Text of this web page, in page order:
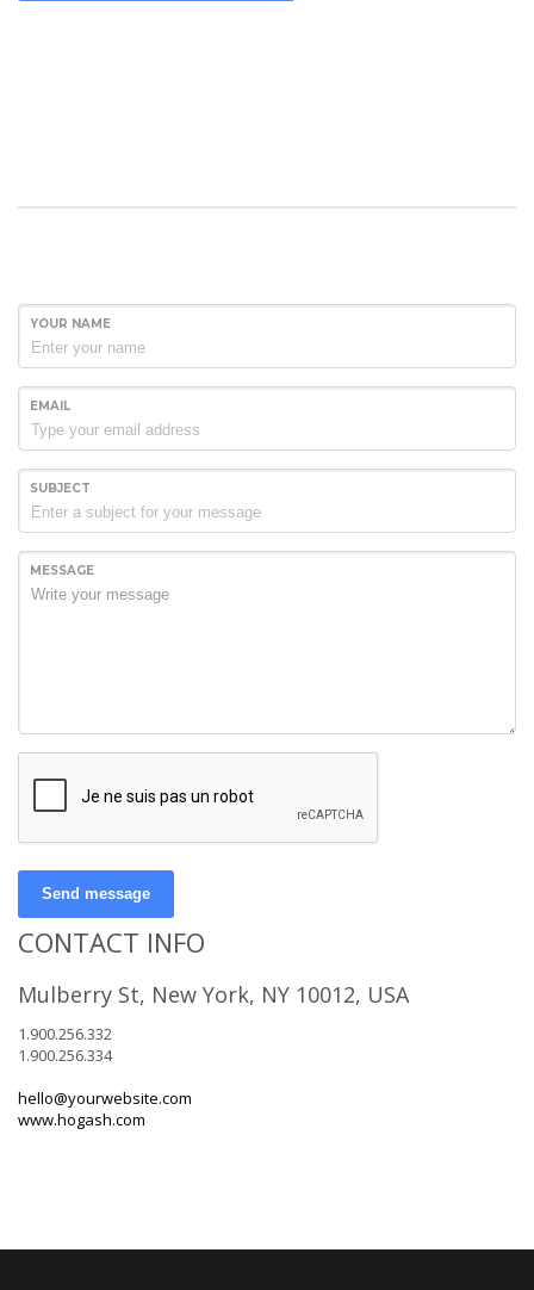
YOUR NAME
EMAIL
SUBJECT
MESSAGE
Send message
CONTACT INFO
Mulberry St, New York, NY 10012, USA
1.900.256.332
1.900.256.334
hello@yourwebsite.com
www.hogash.com